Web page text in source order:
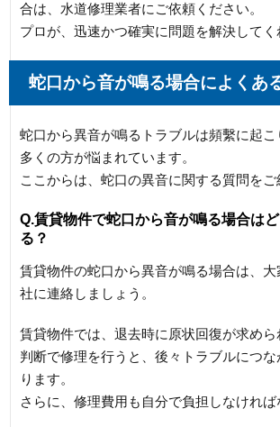
合は、水道修理業者にご依頼ください。
プロが、迅速かつ確実に問題を解決してく
蛇口から音が鳴る場合によくあ
蛇口から異音が鳴るトラブルは頻繫に起こ
多くの方が悩まれています。
ここからは、蛇口の異音に関する質問をご
Q.賃貸物件で蛇口から音が鳴る場合は
る？
賃貸物件の蛇口から異音が鳴る場合は、
社に連絡しましょう。
賃貸物件では、退去時に原状回復が求めら
判断で修理を行うと、後々トラブルにつ
ります。
さらに、修理費用も自分で負担しなければ